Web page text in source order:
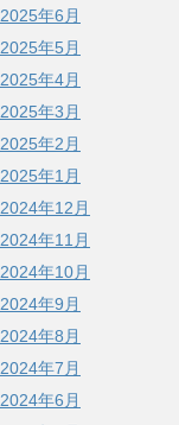
2025年6月
2025年5月
2025年4月
2025年3月
2025年2月
2025年1月
2024年12月
2024年11月
2024年10月
2024年9月
2024年8月
2024年7月
2024年6月